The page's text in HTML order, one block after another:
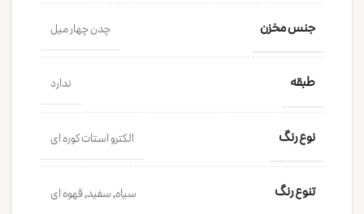
جنس مخزن چدن چهار میل
طبقه ندارد
نوع رنگ الکترو استات کوره ای
تنوع رنگ سیاه, سفید, قهوه ای